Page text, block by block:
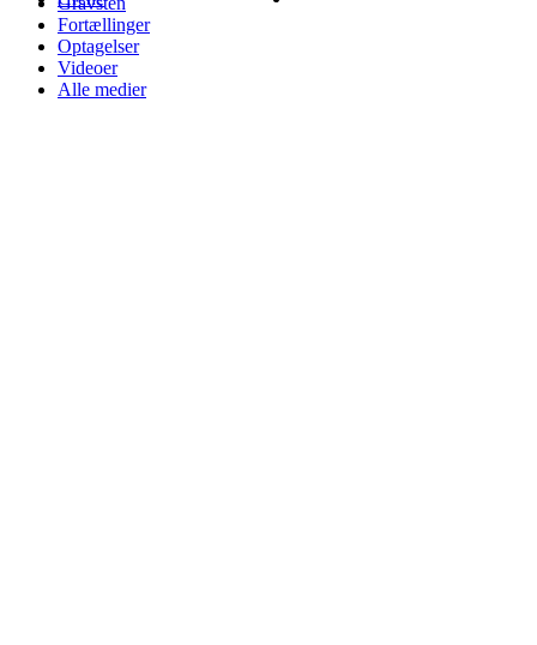
Fortællinger
Optagelser
Videoer
Alle medier